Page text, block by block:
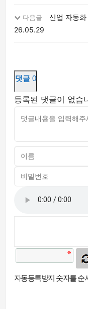
다음글
산업 자동
26.05.29
댓글 0
등록된 댓글이 없습
자동등록방지 숫자를 순